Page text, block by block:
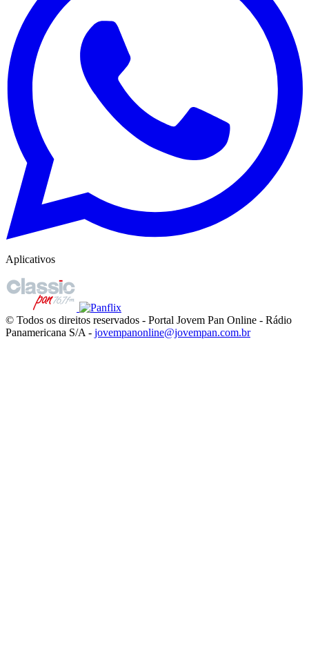
Aplicativos
© Todos os direitos reservados - Portal Jovem Pan Online - Rádio
Panamericana S/A - jovempanonline@jovempan.com.br